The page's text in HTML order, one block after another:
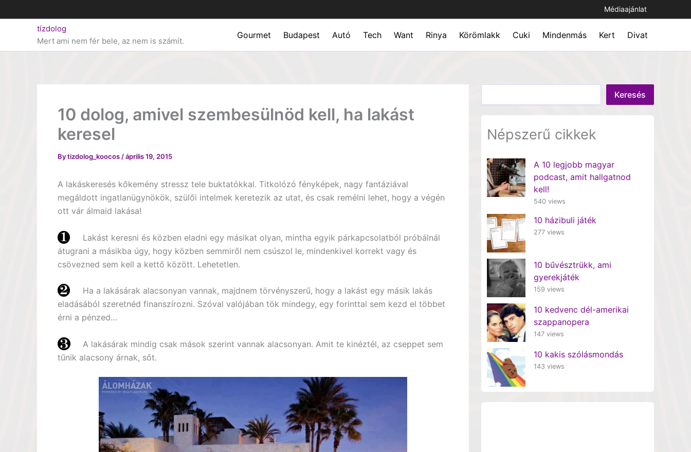
to
Médiaajánlat
tízdolog
Mert ami nem fér bele, az nem is számít.
Gourmet Budapest Autó Tech Want Rinya Körömlakk Cuki Mindenmás Kert Divat
10 dolog, amivel szembesülnöd kell, ha lakást
keresel
Bytizdolog_koocos /április 19, 2015
A lakáskeresés kőkemény stressz tele buktatókkal. Titkolózó fényképek, nagy fantáziával
megáldott ingatlanügynökök, szülői intelmek keretezik az utat, és csak remélni lehet, hogy a végén
ott vár álmaid lakása!
Lakást keresni és közben eladni egy másikat olyan, mintha egyik párkapcsolatból próbálnál
átugrani a másikba úgy, hogy közben semmiről nem csúszol le, mindenkivel korrekt vagy és
csövezned sem kell a kettő között. Lehetetlen.
Ha a lakásárak alacsonyan vannak, majdnem törvényszerű, hogy a lakást egy másik lakás
eladásából szeretnéd finanszírozni. Szóval valójában tök mindegy, egy forinttal sem kezd el többet
érni a pénzed…
A lakásárak mindig csak mások szerint vannak alacsonyan. Amit te kinéztél, az cseppet sem
tűnik alacsony árnak, sőt.
Keresés
Népszerű cikkek
A 10 legjobb magyar
podcast, amit hallgatnod
kell!
540 views
10 házibuli játék
277 views
10 bűvésztrükk, ami
gyerekjáték
159 views
10 kedvenc dél-amerikai
szappanopera
147 views
10 kakis szólásmondás
143 views